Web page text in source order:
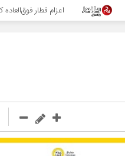
اعزام قطار فوق‌العاده کرمان – خرمشهر